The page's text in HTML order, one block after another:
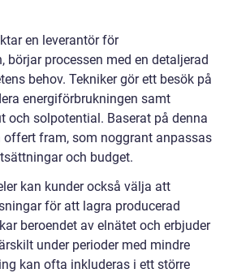
en leverantör för
börjar processen med en detaljerad
behov. Tekniker gör ett besök på
energiförbrukningen samt
och solpotential. Baserat på denna
fram, som noggrant anpassas
och budget.
kan kunder också välja att
för att lagra producerad
beroendet av elnätet och erbjuder
under perioder med mindre
kan ofta inkluderas i ett större